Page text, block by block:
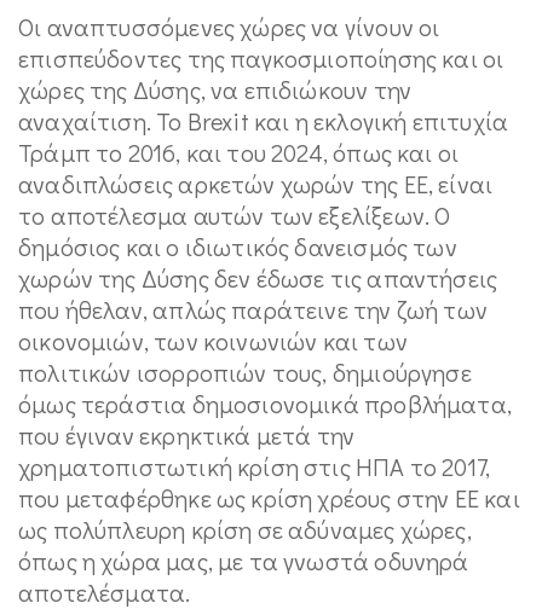
Οι αναπτυσσόμενες χώρες να γίνουν οι
επισπεύδοντες της παγκοσμιοποίησης και οι
χώρες της Δύσης, να επιδιώκουν την
αναχαίτιση. Το Brexit και η εκλογική επιτυχία
Τράμπ το 2016, και του 2024, όπως και οι
αναδιπλώσεις αρκετών χωρών της ΕΕ, είναι
το αποτέλεσμα αυτών των εξελίξεων. Ο
δημόσιος και ο ιδιωτικός δανεισμός των
χωρών της Δύσης δεν έδωσε τις απαντήσεις
που ήθελαν, απλώς παράτεινε την ζωή των
οικονομιών, των κοινωνιών και των
πολιτικών ισορροπιών τους, δημιούργησε
όμως τεράστια δημοσιονομικά προβλήματα,
που έγιναν εκρηκτικά μετά την
χρηματοπιστωτική κρίση στις ΗΠΑ το 2017,
που μεταφέρθηκε ως κρίση χρέους στην ΕΕ και
ως πολύπλευρη κρίση σε αδύναμες χώρες,
όπως η χώρα μας, με τα γνωστά οδυνηρά
αποτελέσματα.